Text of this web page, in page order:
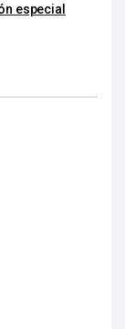
especial